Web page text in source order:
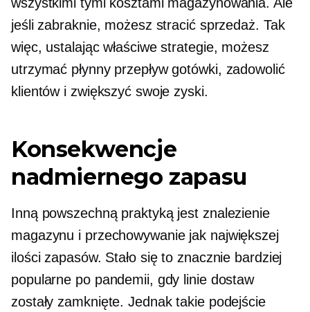
jeśli zabraknie, możesz stracić sprzedaż. Tak
więc, ustalając właściwe strategie, możesz
utrzymać płynny przepływ gotówki, zadowolić
klientów i zwiększyć swoje zyski.
Konsekwencje
nadmiernego zapasu
Inną powszechną praktyką jest znalezienie
magazynu i przechowywanie jak największej
ilości zapasów. Stało się to znacznie bardziej
popularne po pandemii, gdy linie dostaw
zostały zamknięte. Jednak takie podejście